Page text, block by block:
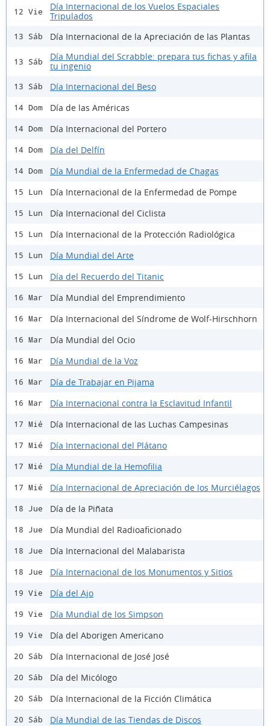
12 Vie
Día Internacional de los Vuelos Espaciales
Tripulados
13 Sáb Día Internacional de la Apreciación de las Plantas
13 Sáb
Día Mundial del Scrabble: prepara tus fichas y afila
tu ingenio
13 Sáb Día Internacional del Beso
14 Dom Día de las Américas
14 Dom Día Internacional del Portero
14 Dom Día del Delfín
14 Dom Día Mundial de la Enfermedad de Chagas
15 Lun Día Internacional de la Enfermedad de Pompe
15 Lun Día Internacional del Ciclista
15 Lun Día Internacional de la Protección Radiológica
15 Lun Día Mundial del Arte
15 Lun Día del Recuerdo del Titanic
16 Mar Día Mundial del Emprendimiento
16 Mar Día Internacional del Síndrome de Wolf-Hirschhorn
16 Mar Día Mundial del Ocio
16 Mar Día Mundial de la Voz
16 Mar Día de Trabajar en Pijama
16 Mar Día Internacional contra la Esclavitud Infantil
17 Mié Día Internacional de las Luchas Campesinas
17 Mié Día Internacional del Plátano
17 Mié Día Mundial de la Hemofilia
17 Mié Día Internacional de Apreciación de los Murciélagos
18 Jue Día de la Piñata
18 Jue Día Mundial del Radioaficionado
18 Jue Día Internacional del Malabarista
18 Jue Día Internacional de los Monumentos y Sitios
19 Vie Día del Ajo
19 Vie Día Mundial de los Simpson
19 Vie Día del Aborigen Americano
20 Sáb Día Internacional de José José
20 Sáb Día del Micólogo
20 Sáb Día Internacional de la Ficción Climática
20 Sáb Día Mundial de las Tiendas de Discos